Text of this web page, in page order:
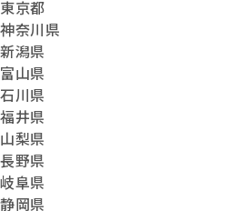
東京都
神奈川県
新潟県
富山県
石川県
福井県
山梨県
長野県
岐阜県
静岡県